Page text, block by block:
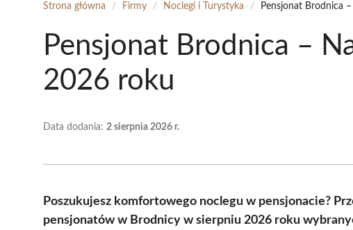
Strona główna / Firmy / Noclegi i Turystyka / Pensjonat Brodnica
Pensjonat Brodnica –
2026 roku
Data dodania: 2 sierpnia 2026 r.
Poszukujesz komfortowego noclegu w pensjonacie?
pensjonatów w Brodnicy w sierpniu 2026 roku